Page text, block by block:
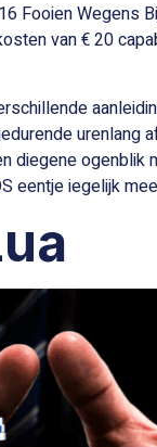
van € 20
urenlang
ogenblik
eentje iegelijk